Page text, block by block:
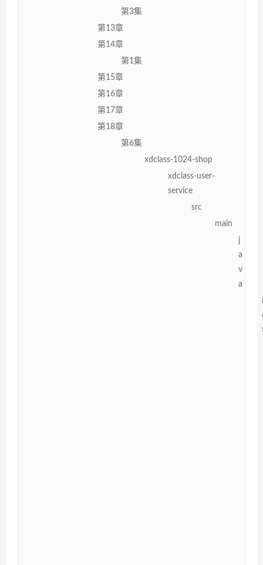
第3集
第13章
第14章
第1集
第15章
第16章
第17章
第18章
第6集
xdclass-1024-shop
xdclass-user-
service
src
main
j
a
v
a